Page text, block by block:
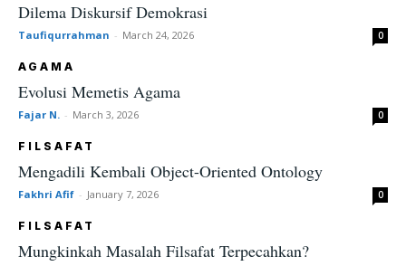
Dilema Diskursif Demokrasi
Taufiqurrahman - March 24, 2026 0
AGAMA
Evolusi Memetis Agama
Fajar N. - March 3, 2026 0
FILSAFAT
Mengadili Kembali Object-Oriented Ontology
Fakhri Afif - January 7, 2026 0
FILSAFAT
Mungkinkah Masalah Filsafat Terpecahkan?